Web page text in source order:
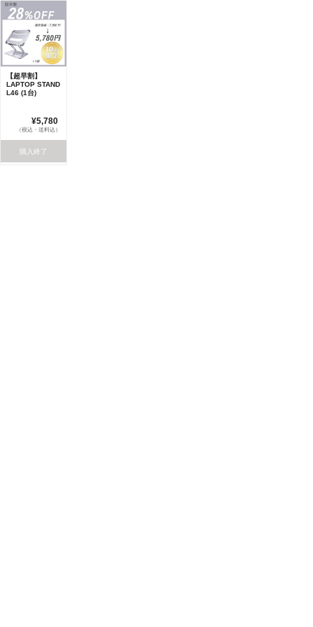
【超早割】
LAPTOP STAND
L46 (1台)
¥5,780
（税込・送料込）
購入終了